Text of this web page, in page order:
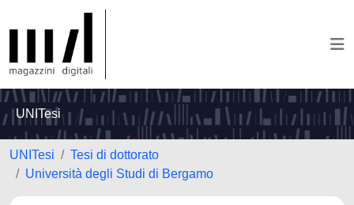
UNITesi
UNITesi
Tesi di dottorato
Università degli Studi di Bergamo